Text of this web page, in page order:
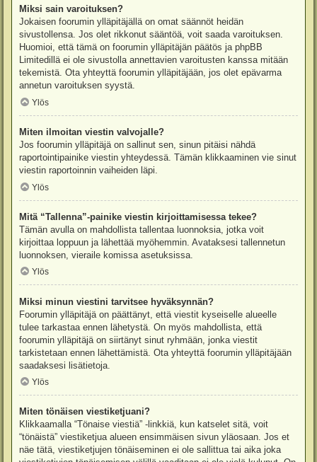
Miksi sain varoituksen?
Jokaisen foorumin ylläpitäjällä on omat säännöt heidän
sivustollensa. Jos olet rikkonut sääntöä, voit saada varoituksen.
Huomioi, että tämä on foorumin ylläpitäjän päätös ja phpBB
Limitedillä ei ole sivustolla annettavien varoitusten kanssa mitään
tekemistä. Ota yhteyttä foorumin ylläpitäjään, jos olet epävarma
annetun varoituksen syystä.
Ylös
Miten ilmoitan viestin valvojalle?
Jos foorumin ylläpitäjä on sallinut sen, sinun pitäisi nähdä
raportointipainike viestin yhteydessä. Tämän klikkaaminen vie sinut
viestin raportoinnin vaiheiden läpi.
Ylös
Mitä “Tallenna”-painike viestin kirjoittamisessa tekee?
Tämän avulla on mahdollista tallentaa luonnoksia, jotka voit
kirjoittaa loppuun ja lähettää myöhemmin. Avataksesi tallennetun
luonnoksen, vieraile komissa asetuksissa.
Ylös
Miksi minun viestini tarvitsee hyväksynnän?
Foorumin ylläpitäjä on päättänyt, että viestit kyseiselle alueelle
tulee tarkastaa ennen lähetystä. On myös mahdollista, että
foorumin ylläpitäjä on siirtänyt sinut ryhmään, jonka viestit
tarkistetaan ennen lähettämistä. Ota yhteyttä foorumin ylläpitäjään
saadaksesi lisätietoja.
Ylös
Miten tönäisen viestiketjuani?
Klikkaamalla “Tönaise viestiä” -linkkiä, kun katselet sitä, voit
“tönäistä” viestiketjua alueen ensimmäisen sivun yläosaan. Jos et
näe tätä, viestiketjujen tönäiseminen ei ole sallittua tai aika joka